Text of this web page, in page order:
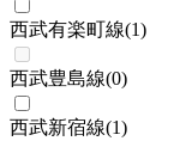
西武有楽町線(1)
西武豊島線(0)
西武新宿線(1)